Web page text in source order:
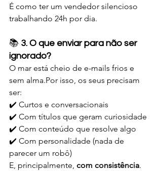
É como ter um vendedor silencioso
trabalhando 24h por dia.
📚 3. O que enviar para não ser
ignorado?
O mar está cheio de e-mails frios e
sem alma.Por isso, os seus precisam
ser:
✔️ Curtos e conversacionais
✔️ Com títulos que geram curiosidade
✔️ Com conteúdo que resolve algo
✔️ Com personalidade (nada de
parecer um robô)
E, principalmente, com consistência.